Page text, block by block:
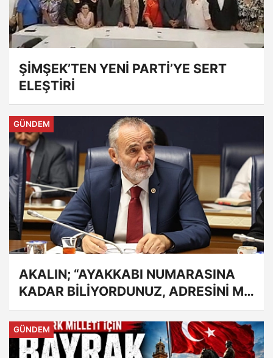
ŞİMŞEK’TEN YENİ PARTİ’YE SERT
ELEŞTİRİ
GÜNDEM
AKALIN; “AYAKKABI NUMARASINA
KADAR BİLİYORDUNUZ, ADRESİNİ Mİ
UNUTTUNUZ?”
GÜNDEM